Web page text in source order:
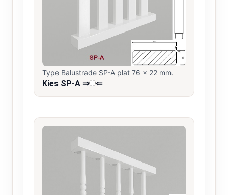
Type Balustrade SP-A plat 76 x 22 mm.
Kies SP-A ⇒ ⇐